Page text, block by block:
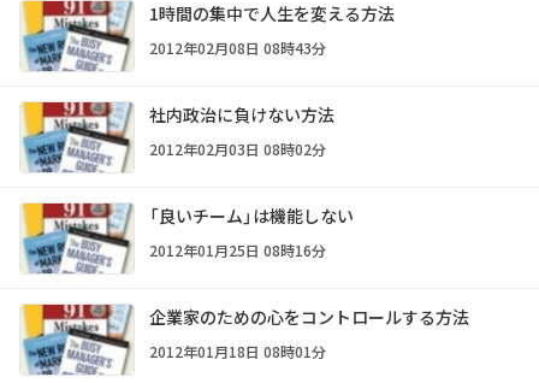
1時間の集中で人生を変える方法
2012年02月08日 08時43分
社内政治に負けない方法
2012年02月03日 08時02分
「良いチーム」は機能しない
2012年01月25日 08時16分
企業家のための心をコントロールする方法
2012年01月18日 08時01分